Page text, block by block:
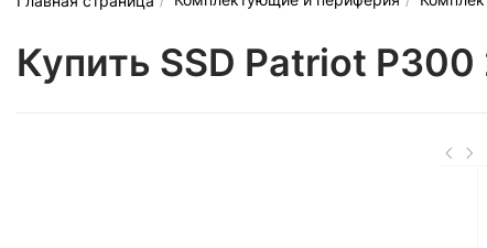
Купить SSD Patriot